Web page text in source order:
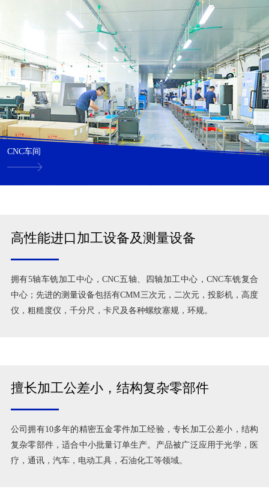
CNC车间
高性能进口加工设备及测量设备
拥有5轴车铣加工中心，CNC五轴、四轴加工中心，CNC车铣复合
中心；先进的测量设备包括有CMM三次元，二次元，投影机，高度
仪，粗糙度仪，千分尺，卡尺及各种螺纹塞规，环规。
擅长加工公差小，结构复杂零部件
公司拥有10多年的精密五金零件加工经验，专长加工公差小，结构
复杂零部件，适合中小批量订单生产。产品被广泛应用于光学，医
疗，通讯，汽车，电动工具，石油化工等领域。